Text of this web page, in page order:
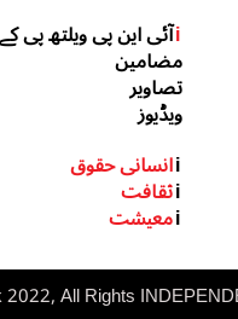
iآئی این پی ویلتھ پی کے
مضامین
تصاویر
ویڈیوز
iانسانی حقوق
iثقافت
iمعیشت
I